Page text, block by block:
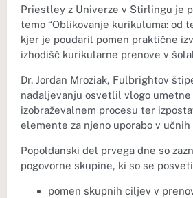
Priestley z Univerze v Stirlingu je
temo “Oblikovanje kurikuluma: od
kjer je poudaril pomen praktične
izhodišč kurikularne prenove v
Dr. Jordan Mroziak, Fulbrightov
nadaljevanju osvetlil vlogo
izobraževalnem procesu ter
elemente za njeno uporabo v učnih
Popoldanski del prvega dne so
pogovorne skupine, ki so se
pomen skupnih ciljev v